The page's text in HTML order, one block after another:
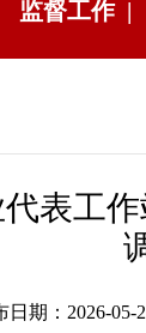
监督工作 |
表工
日期：2026-